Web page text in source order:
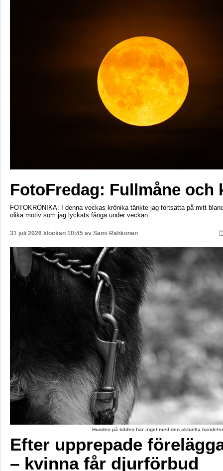
FotoFredag: Fullmåne och
FOTOKRÖNIKA: I denna veckas krönika tänkte jag fortsätta på mitt
olika motiv som jag lyckats fånga under veckan.
31 juli 2026 klockan 10:45 av Sami Rahkonen
Hunden på bilden har inget med den aktuella
Efter upprepade
– kvinna får djurförbud